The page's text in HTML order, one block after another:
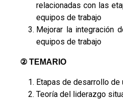
relacionadas con las
equipos de trabajo
Mejorar la integración
equipos de trabajo
② TEMARIO
Etapas de desarrollo de
Teoría del liderazgo